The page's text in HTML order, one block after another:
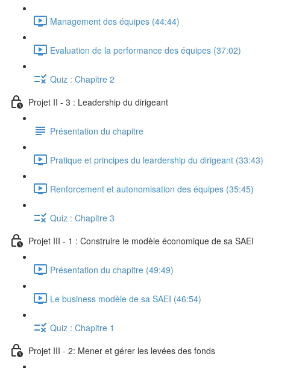
Management des équipes (44:44)
Evaluation de la performance des équipes (37:02)
Quiz : Chapitre 2
Projet II - 3 : Leadership du dirigeant
Présentation du chapitre
Pratique et principes du leardership du dirigeant (33:43)
Renforcement et autonomisation des équipes (35:45)
Quiz : Chapitre 3
Projet III - 1 : Construire le modèle économique de sa SAEI
Présentation du chapitre (49:49)
Le business modèle de sa SAEI (46:54)
Quiz : Chapitre 1
Projet III - 2: Mener et gérer les levées des fonds